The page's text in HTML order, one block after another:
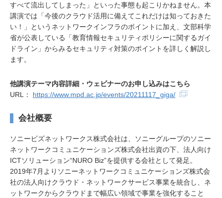
すべて流出してしまった」といった事態も起こりかねません。本
講演では「今後のクラウド活用に備えてこれだけは知っておきた
い！」というネットワークインフラのポイントに加え、文部科学
省が公表している「教育情報セキュリティポリシーに関するガイ
ドライン」からみるセキュリティ対策のポイントを詳しく解説し
ます。
他講演テーマ内容詳細・ウェビナーのお申し込みはこちら
URL： https://www.mpd.ac.jp/events/20211117_giga/
会社概要
ソニービズネットワークス株式会社は、ソニーグループのソニー
ネットワークコミュニケーションズ株式会社出資の下、法人向け
ICTソリューション“NURO Biz”を提供する会社として発足。
2019年7月よりソニーネットワークコミュニケーションズ株式会
社の法人向けクラウド・ネットワークサービス事業を統合し、ネ
ットワークからクラウドまで幅広い領域で事業を強化すること